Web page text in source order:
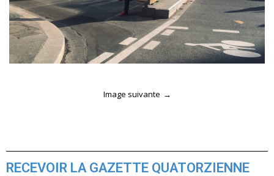
Image suivante
RECEVOIR LA GAZETTE QUATORZIENNE